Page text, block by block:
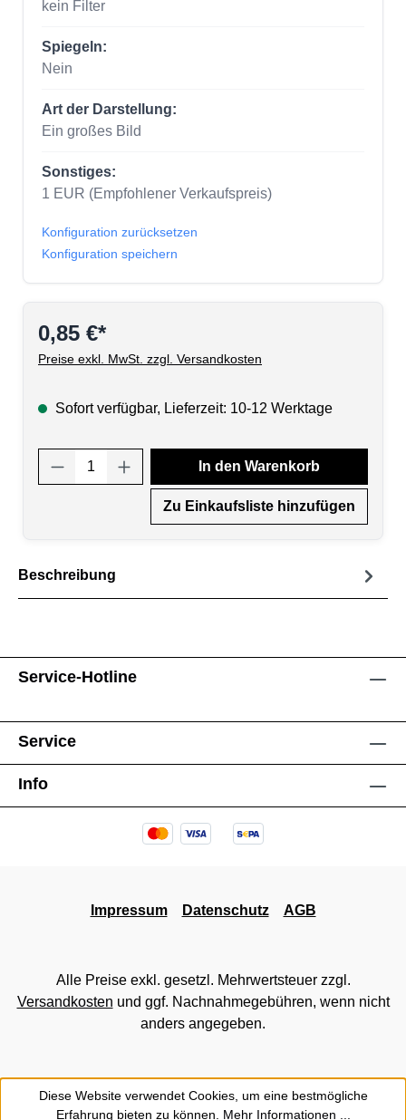
kein Filter
Spiegeln:
Nein
Art der Darstellung:
Ein großes Bild
Sonstiges:
1 EUR (Empfohlener Verkaufspreis)
Konfiguration zurücksetzen
Konfiguration speichern
0,85 €*
Preise exkl. MwSt. zzgl. Versandkosten
Sofort verfügbar, Lieferzeit: 10-12 Werktage
Produkt Anzahl: Gib den gewünschten
In den Warenkorb
Zu Einkaufsliste hinzufügen
Beschreibung
Service-Hotline
Service
Info
Impressum Datenschutz AGB
Alle Preise exkl. gesetzl. Mehrwertsteuer zzgl.
Versandkosten und ggf. Nachnahmegebühren, wenn nicht
anders angegeben.
Diese Website verwendet Cookies, um eine bestmögliche
Erfahrung bieten zu können. Mehr Informationen ...